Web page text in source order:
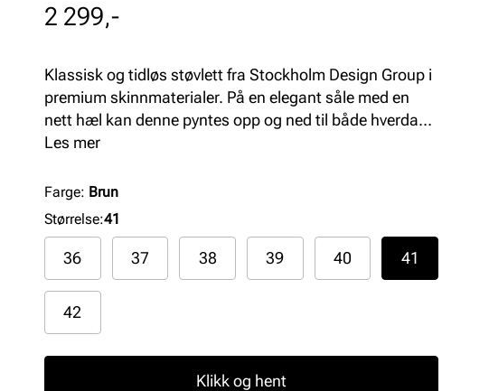
Pris
2 299,-
Klassisk og tidløs støvlett fra Stockholm Design Group i
premium skinnmaterialer. På en elegant såle med en
nett hæl kan denne pyntes opp og ned til både hverdag
og fest. En tidløs klassiker med praktisk glidelås på
Les mer
Farge: Brun
Størrelse:41
36 37 38 39 40 41
42
Klikk og hent